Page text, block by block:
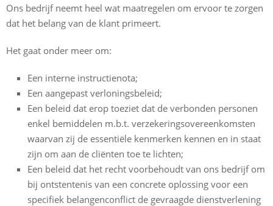
Ons bedrijf neemt heel wat maatregelen om ervoor te zorgen
dat het belang van de klant primeert.
Het gaat onder meer om:
Een interne instructienota;
Een aangepast verloningsbeleid;
Een beleid dat erop toeziet dat de verbonden personen
enkel bemiddelen m.b.t. verzekeringsovereenkomsten
waarvan zij de essentiële kenmerken kennen en in staat
zijn om aan de cliënten toe te lichten;
Een beleid dat het recht voorbehoudt van ons bedrijf om
bij ontstentenis van een concrete oplossing voor een
specifiek belangenconflict de gevraagde dienstverlening